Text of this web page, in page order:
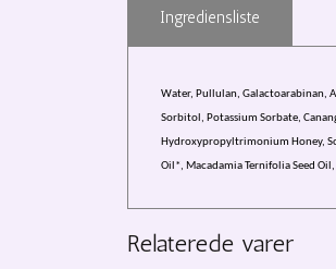
Ingrediensliste
Water, Pullulan, Galactoarabinan,
Sorbitol, Potassium Sorbate,
Hydroxypropyltrimonium Honey,
Oil*, Macadamia Ternifolia Seed
Relaterede varer